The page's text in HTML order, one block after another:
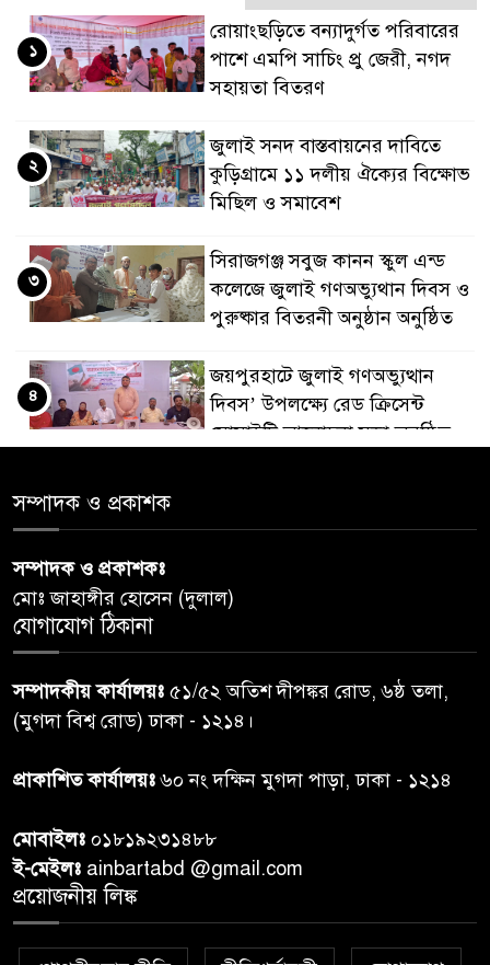
রোয়াংছড়িতে বন্যাদুর্গত পরিবারের
পাশে এমপি সাচিং প্রু জেরী, নগদ
সহায়তা বিতরণ
১
জুলাই সনদ বাস্তবায়নের দাবিতে
কুড়িগ্রামে ১১ দলীয় ঐক্যের বিক্ষোভ
মিছিল ও সমাবেশ
২
সিরাজগঞ্জ সবুজ কানন স্কুল এন্ড
কলেজে জুলাই গণঅভ্যুথান দিবস ও
পুরুষ্কার বিতরনী অনুষ্ঠান অনুষ্ঠিত
৩
জয়পুরহাটে জুলাই গণঅভ্যুত্থান
দিবস’ উপলক্ষ্যে রেড ক্রিসেন্ট
সোসাইটি আলোচনা সভা অনুষ্ঠিত
৪
দিবস-২০২৬’।
৫
মাঝে ১৩ লক্ষ ১৫ হাজার টাকা
বিতরণ
৬
বান্দরবানে বন্যায় ক্ষতিগ্রস্তদের
দক্ষিণ চট্টগ্রামের এক অসহায় ও
৮
সম্পাদক ও প্রকাশক
সম্পাদক ও প্রকাশকঃ
মোঃ জাহাঙ্গীর হোসেন (দুলাল)
যোগাযোগ ঠিকানা
সম্পাদকীয় কার্যালয়ঃ ৫১/৫২ অতিশ দীপঙ্কর রোড, ৬ষ্ঠ তলা,
(মুগদা বিশ্ব রোড) ঢাকা - ১২১৪।
প্রাকাশিত কার্যালয়ঃ৬০ নং দক্ষিন মুগদা পাড়া, ঢাকা - ১২১৪
মোবাইলঃ ০১৮১৯২৩১৪৮৮
ই-মেইলঃ ainbartabd @gmail.com
প্রয়োজনীয় লিঙ্ক